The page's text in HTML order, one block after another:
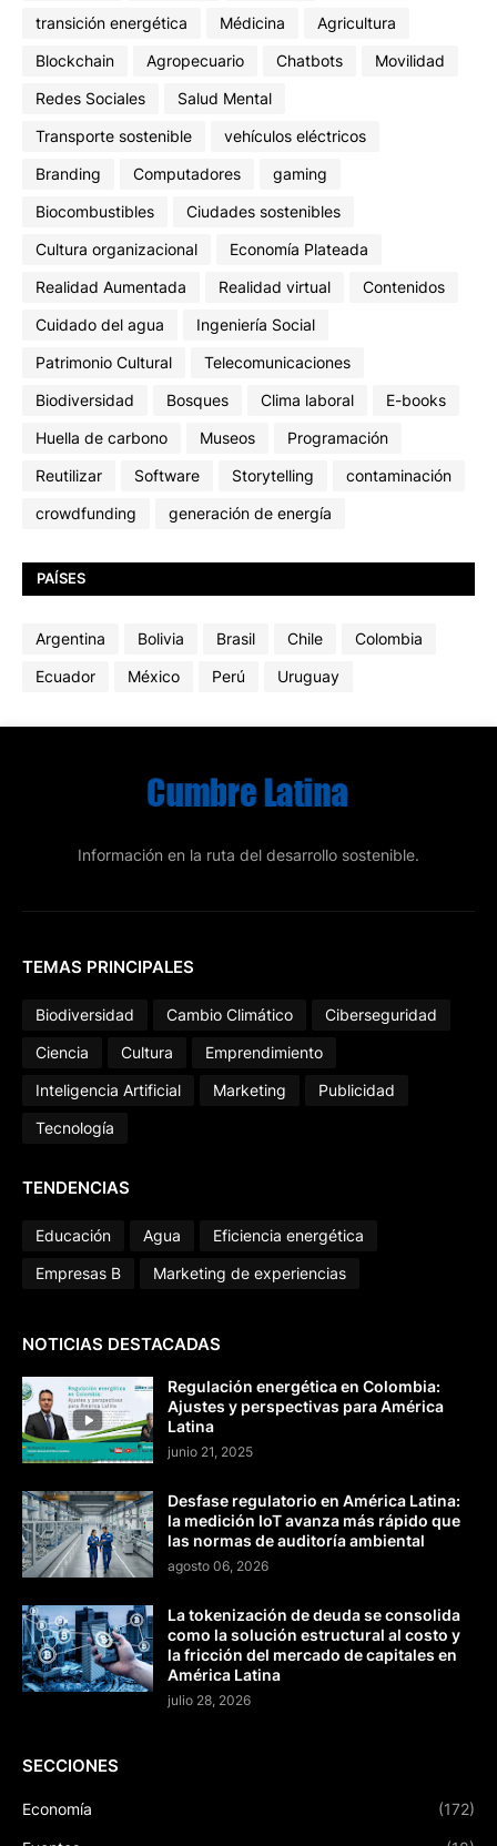
transición energética
Médicina
Agricultura
Blockchain
Agropecuario Chatbots
Movilidad
Redes Sociales
Salud Mental
Transporte sostenible
vehículos eléctricos
Branding
Computadores
gaming
Biocombustibles
Ciudades sostenibles
Cultura organizacional
Economía Plateada
Realidad Aumentada
Realidad virtual
Contenidos
Cuidado del agua
Ingeniería Social
Patrimonio Cultural
Telecomunicaciones
Biodiversidad
Bosques Clima laboral
E-books
Huella de carbono
Museos
Programación
Reutilizar
Software Storytelling
contaminación
crowdfunding
generación de energía
PAÍSES
Argentina Bolivia Brasil Chile
Colombia
Ecuador
México Perú Uruguay
Información en la ruta del desarrollo sostenible.
TEMAS PRINCIPALES
Biodiversidad Cambio Climático
Ciberseguridad
Ciencia
Cultura
Emprendimiento
Inteligencia Artificial
Marketing
Publicidad
Tecnología
TENDENCIAS
Educación Agua
Eficiencia energética
Empresas B
Marketing de experiencias
NOTICIAS DESTACADAS
Regulación energética en Colombia:
Ajustes y perspectivas para América
Latina
junio 21, 2025
Desfase regulatorio en América Latina:
la medición IoT avanza más rápido que
las normas de auditoría ambiental
agosto 06, 2026
La tokenización de deuda se consolida
como la solución estructural al costo y
la fricción del mercado de capitales en
América Latina
julio 28, 2026
SECCIONES
Economía (172)